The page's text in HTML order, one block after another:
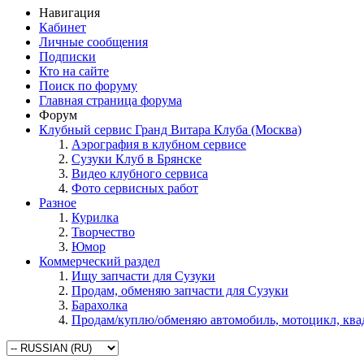
Навигация
Кабинет
Личные сообщения
Подписки
Кто на сайте
Поиск по форуму
Главная страница форума
Форум
Клубный сервис Гранд Витара Клуба (Москва)
Аэрография в клубном сервисе
Сузуки Клуб в Брянске
Видео клубного сервиса
Фото сервисных работ
Разное
Курилка
Творчество
Юмор
Коммерческий раздел
Ищу запчасти для Сузуки
Продам, обменяю запчасти для Сузуки
Барахолка
Продам/куплю/обменяю автомобиль, мотоцикл,